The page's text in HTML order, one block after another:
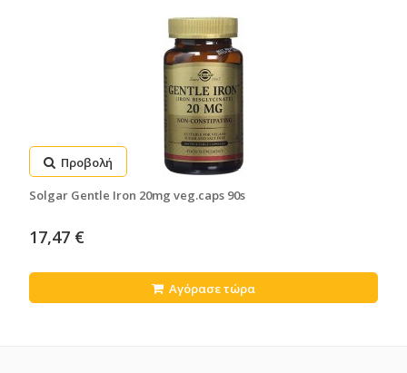
Προβολή
Solgar Gentle Iron 20mg veg.caps 90s
17,47 €
Αγόρασε τώρα